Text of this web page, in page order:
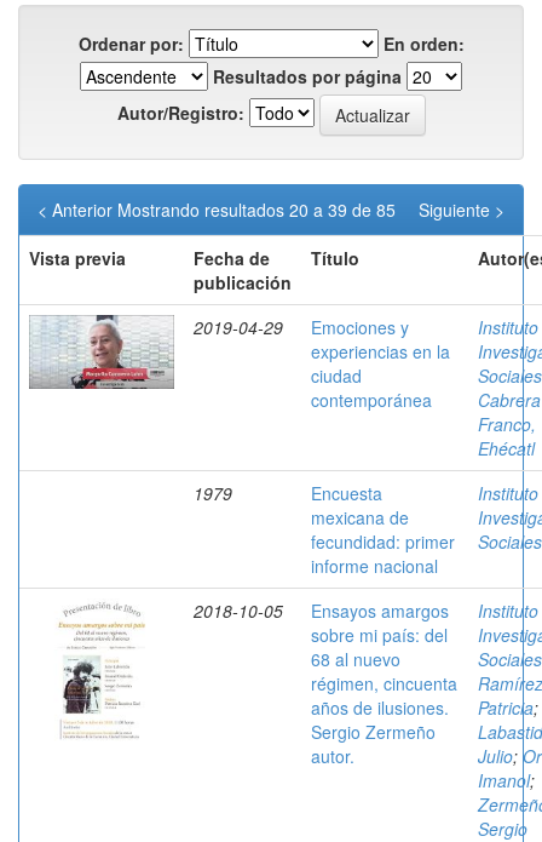
Ordenar por:
En orden:
Resultados por página
Autor/Registro:
Mostrando resultados 20 a 39 de 85
< Anterior
Siguiente >
Vista previa
Fecha de
publicación
Título
2019-04-29
Emociones y
experiencias en la
ciudad
contemporánea
Sociales
Cabrera
Franco,
Ehécatl
1979
Encuesta
mexicana de
fecundidad: primer
informe nacional
Sociales
2018-10-05
Ensayos amargos
sobre mi país: del
68 al nuevo
régimen, cincuenta
años de ilusiones.
Sergio Zermeño
autor.
Sociales
Patricia;
Julio;
Imanol;
Sergio